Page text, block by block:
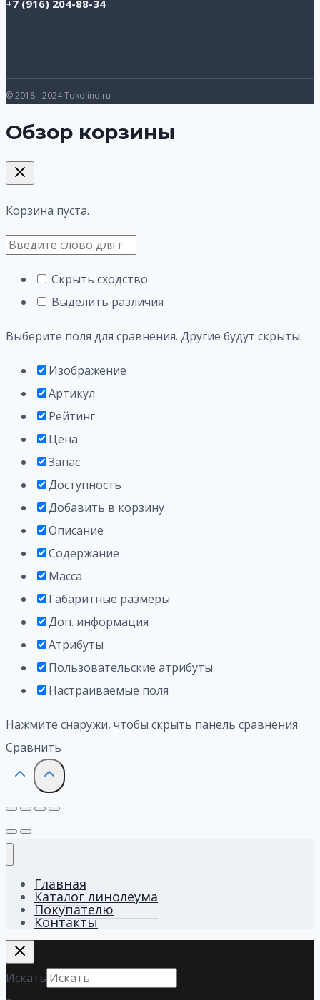
+7 (916) 204-88-34
© 2018 - 2024 Tokolino.ru
Обзор корзины
Корзина пуста.
Скрыть сходство
Выделить различия
Выберите поля для сравнения. Другие будут скрыты.
Изображение
Артикул
Рейтинг
Цена
Запас
Доступность
Добавить в корзину
Описание
Содержание
Масса
Габаритные размеры
Доп. информация
Атрибуты
Пользовательские атрибуты
Настраиваемые поля
Нажмите снаружи, чтобы скрыть панель сравнения
Сравнить
Главная
Каталог линолеума
Покупателю
Контакты
Искать